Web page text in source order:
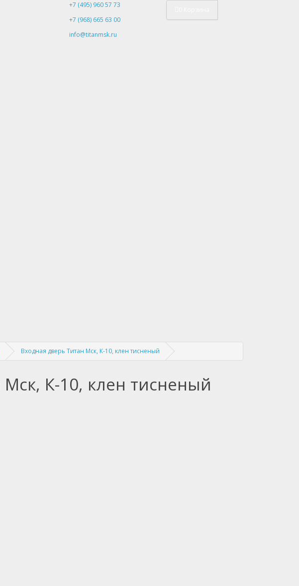
+7 (495) 960 57 73
+7 (968) 665 63 00
info@titanmsk.ru
Входная дверь Титан Мск, К-10, клен тисненый
К-10, клен тисненый